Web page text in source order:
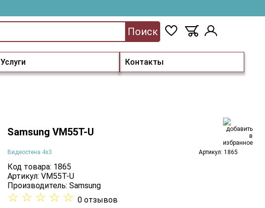
Услуги Контакты
Поиск
Samsung VM55T-U
Видеостена 4х3 Артикул: 1865
Код товара: 1865
Артикул: VM55T-U
Производитель:Samsung
☆ ☆ ☆ ☆ ☆ 0 отзывов